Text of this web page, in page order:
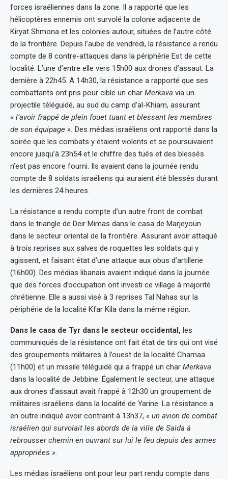
forces israéliennes dans la zone. Il a rapporté que les
hélicoptères ennemis ont survolé la colonie adjacente de
Kiryat Shmona et les colonies autour, situées de l’autre côté
de la frontière. Depuis l’aube de vendredi, la résistance a rendu
compte de 8 contre-attaques dans la périphérie Est de cette
localité. L’une d’entre elle vers 15h00 aux drones d’assaut. La
dernière à 22h45. A 14h30, la résistance a rapporté que ses
combattants ont pris pour cible un char Merkava via un
projectile téléguidé, au sud du camp d’al-Khiam, assurant
« l’avoir frappé de plein fouet tuant et blessant les membres
de son équipage ». Des médias israéliens ont rapporté dans la
soirée que les combats y étaient violents et se poursuivaient
encore jusqu’à 23h54 et le chiffre des tués et des blessés
n’est pas encore fourni. Ils avaient dans la journée rendu
compte de 8 soldats israéliens qui auraient été blessés durant
les dernières 24 heures.
La résistance a rendu compte d’un autre front de combat
dans le triangle de Deir Mimas dans le casa de Marjeyoun
dans le secteur oriental de la frontière. Assurant avoir attaqué
à trois reprises aux salves de roquettes les soldats qui y
agissent, et faisant état d’une attaque aux obus d’artillerie
(16h00). Des médias libanais avaient indiqué dans la journée
que des forces d’occupation ont investi ce village à majorité
chrétienne. Elle a aussi visé à 3 reprises Tal Nahas sur la
périphérie de la localité Kfar Kila dans la même région.
Dans le casa de Tyr dans le secteur occidental, les
communiqués de la résistance ont fait état de tirs qui ont visé
des groupements militaires à l’ouest de la localité Chamaa
(11h00) et un missile téléguidé qui a frappé un char Merkava
dans la localité de Jebbine. Également le secteur, une attaque
aux drones d’assaut avait frappé à 12h30 un groupement de
militaires israéliens dans la localité de Yarine. La résistance a
en outre indiqué avoir contraint à 13h37, « un avion de combat
israélien qui survolait les abords de la ville de Saïda à
rebrousser chemin en ouvrant sur lui le feu depuis des armes
appropriées ».
Les médias israéliens ont pour leur part rendu compte dans